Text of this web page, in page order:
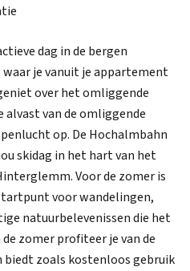
dag in de bergen
je vanuit je appartement
over het omliggende
alvast van de omliggende
op. De Hochalmbahn
skidag in het hart van het
Voor de zomer is
voor wandelingen,
natuurbelevenissen die het
zomer profiteer je van de
biedt zoals kostenloos gebruik